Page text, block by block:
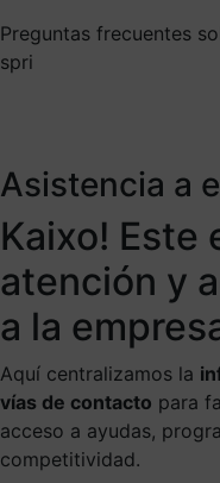
Preguntas frecuentes
spri
Asistencia a
Kaixo! Este
atención y
a la
Aquí centralizamos la
vías de contacto para
acceso a ayudas,
competitividad.